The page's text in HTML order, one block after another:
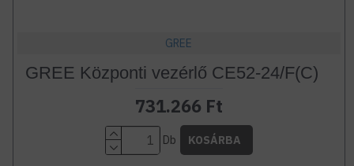
GREE
GREE Központi vezérlő CE52-24/F(C)
731.266 Ft
Db KOSÁRBA